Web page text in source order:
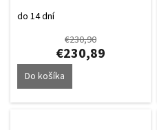
do 14 dní
€230,90
€230,89
Do košíka